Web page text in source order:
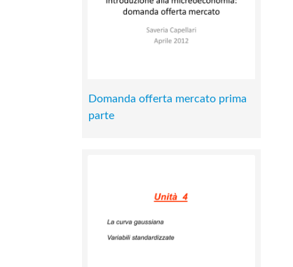
Domanda offerta mercato prima
parte